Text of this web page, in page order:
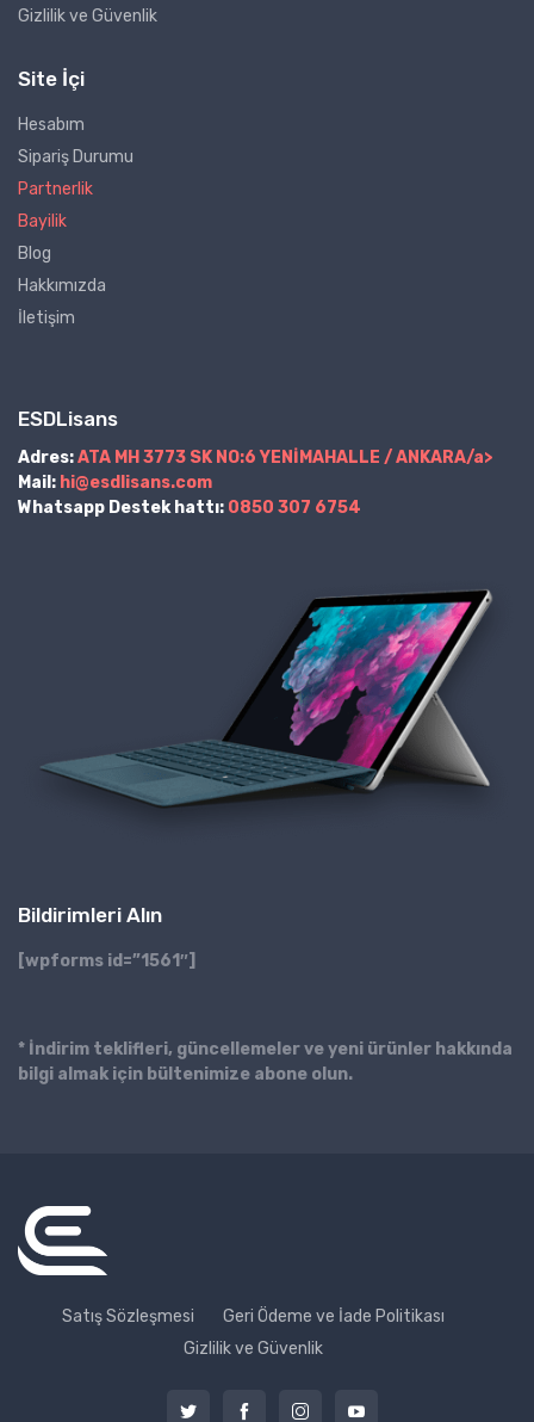
Gizlilik ve Güvenlik
Site İçi
Hesabım
Sipariş Durumu
Partnerlik
Bayilik
Blog
Hakkımızda
İletişim
ESDLisans
Adres:ATA MH 3773 SK NO:6 YENİMAHALLE / ANKARA/a>
Mail: hi@esdlisans.com
Whatsapp Destek hattı: 0850 307 6754
Bildirimleri Alın
[wpforms id=”1561″]
* İndirim teklifleri, güncellemeler ve yeni ürünler hakkında
bilgi almak için bültenimize abone olun.
Satış Sözleşmesi
Geri Ödeme ve İade Politikası
Gizlilik ve Güvenlik